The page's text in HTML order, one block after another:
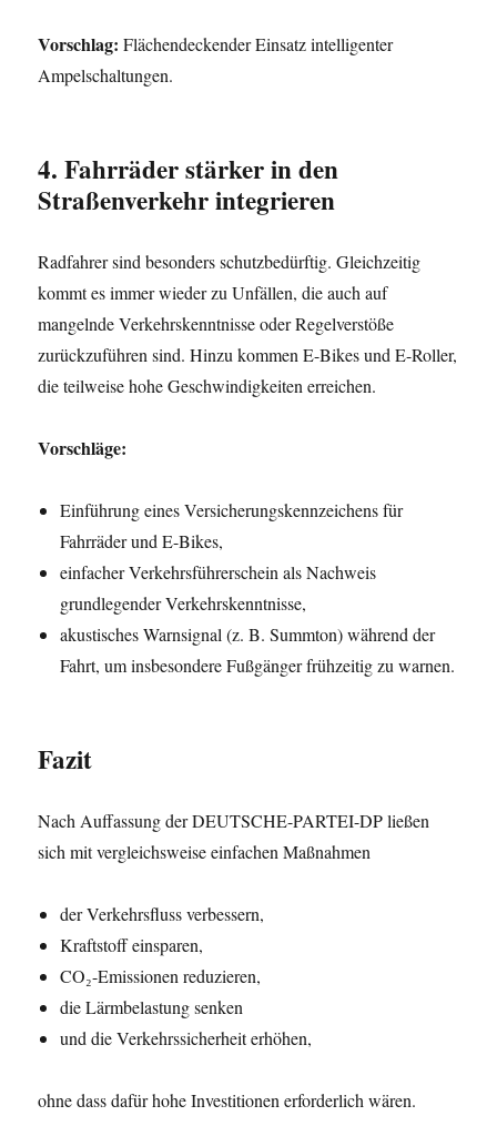
Vorschlag: Flächendeckender Einsatz intelligenter
Ampelschaltungen.
4. Fahrräder stärker in den
Straßenverkehr integrieren
Radfahrer sind besonders schutzbedürftig. Gleichzeitig
kommt es immer wieder zu Unfällen, die auch auf
mangelnde Verkehrskenntnisse oder Regelverstöße
zurückzuführen sind. Hinzu kommen E-Bikes und E-Roller,
die teilweise hohe Geschwindigkeiten erreichen.
Vorschläge:
Einführung eines Versicherungskennzeichens für
Fahrräder und E-Bikes,
einfacher Verkehrsführerschein als Nachweis
grundlegender Verkehrskenntnisse,
akustisches Warnsignal (z. B. Summton) während der
Fahrt, um insbesondere Fußgänger frühzeitig zu warnen.
Fazit
Nach Auffassung der DEUTSCHE-PARTEI-DP ließen
sich mit vergleichsweise einfachen Maßnahmen
der Verkehrsfluss verbessern,
Kraftstoff einsparen,
CO₂-Emissionen reduzieren,
die Lärmbelastung senken
und die Verkehrssicherheit erhöhen,
ohne dass dafür hohe Investitionen erforderlich wären.